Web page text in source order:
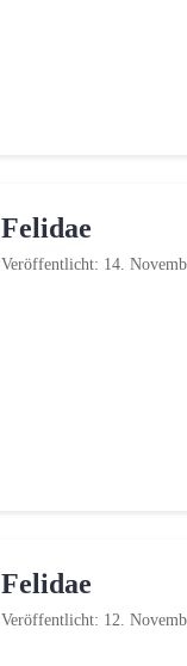
Felidae
Veröffentlicht: 14.
Felidae
Veröffentlicht: 12.